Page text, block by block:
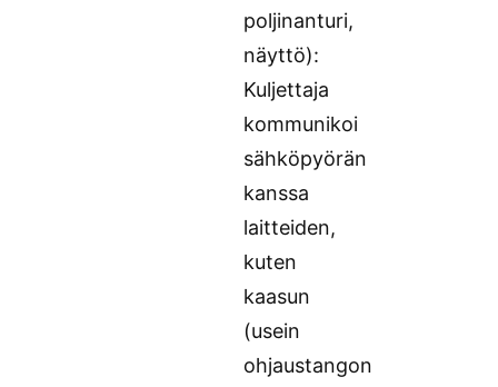
poljinanturi,
näyttö):
Kuljettaja
kommunikoi
sähköpyörän
kanssa
laitteiden,
kuten
kaasun
(usein
ohjaustangon